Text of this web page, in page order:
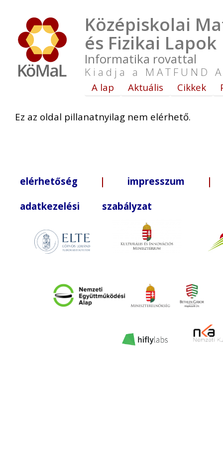
Középiskolai
és Fizikai Lapok
Informatika rovattal
Kiadja a MATFUND
A lap Aktuális Cikkek
Ez az oldal pillanatnyilag nem elérhető.
elérhetőség | impresszum |
adatkezelési szabályzat